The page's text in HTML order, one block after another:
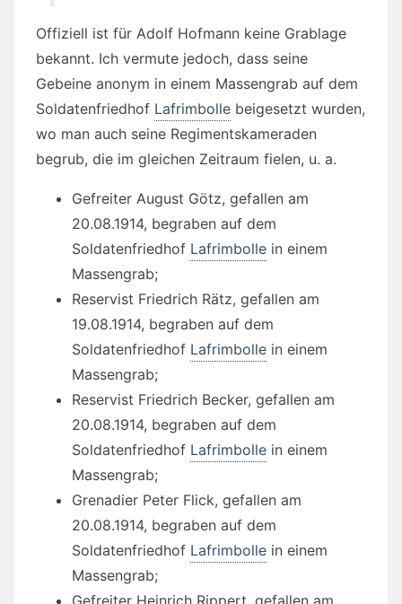
Offiziell ist für Adolf Hofmann keine Grablage
bekannt. Ich vermute jedoch, dass seine
Gebeine anonym in einem Massengrab auf dem
Soldatenfriedhof Lafrimbolle beigesetzt wurden,
wo man auch seine Regimentskameraden
begrub, die im gleichen Zeitraum fielen, u. a.
Gefreiter August Götz, gefallen am
20.08.1914, begraben auf dem
Soldatenfriedhof Lafrimbolle in einem
Massengrab;
Reservist Friedrich Rätz, gefallen am
19.08.1914, begraben auf dem
Soldatenfriedhof Lafrimbolle in einem
Massengrab;
Reservist Friedrich Becker, gefallen am
20.08.1914, begraben auf dem
Soldatenfriedhof Lafrimbolle in einem
Massengrab;
Grenadier Peter Flick, gefallen am
20.08.1914, begraben auf dem
Soldatenfriedhof Lafrimbolle in einem
Massengrab;
Gefreiter Heinrich Rippert, gefallen am